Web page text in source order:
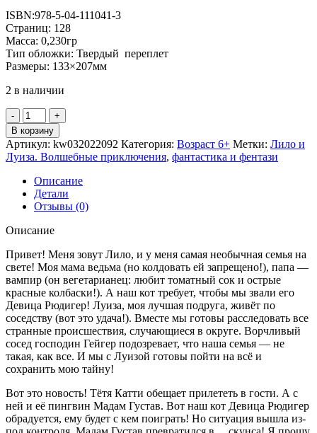
ISBN:978-5-04-111041-3
Страниц: 128
Масса: 0,230гр
Тип обложки: Твердый переплет
Размеры: 133×207мм
2 в наличии
В корзину
Артикул: kw032022092 Категория: Возраст 6+ Метки: Лило и
Луиза. Волшебные приключения, фантастика и фентази
Описание
Детали
Отзывы (0)
Описание
Привет! Меня зовут Лило, и у меня самая необычная семья на
свете! Моя мама ведьма (но колдовать ей запрещено!), папа —
вампир (он вегетарианец: любит томатный сок и острые
красные колбаски!). А наш кот требует, чтобы мы звали его
Девица Рюдигер! Луиза, моя лучшая подруга, живёт по
соседству (вот это удача!). Вместе мы готовы расследовать все
странные происшествия, случающиеся в округе. Ворчливый
сосед господин Гейгер подозревает, что наша семья — не
такая, как все. И мы с Луизой готовы пойти на всё и
сохранить мою тайну!
Вот это новость! Тётя Катти обещает прилететь в гости. А с
ней и её пингвин Мадам Густав. Вот наш кот Девица Рюдигер
обрадуется, ему будет с кем поиграть! Но ситуация вышла из-